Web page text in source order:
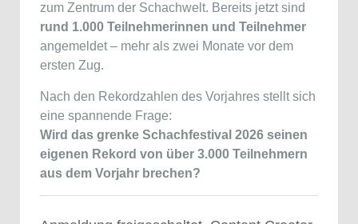
zum Zentrum der Schachwelt. Bereits jetzt sind
rund 1.000 Teilnehmerinnen und Teilnehmer
angemeldet – mehr als zwei Monate vor dem
ersten Zug.
Nach den Rekordzahlen des Vorjahres stellt sich
eine spannende Frage:
Wird das grenke Schachfestival 2026 seinen
eigenen Rekord von über 3.000 Teilnehmern
aus dem Vorjahr brechen?